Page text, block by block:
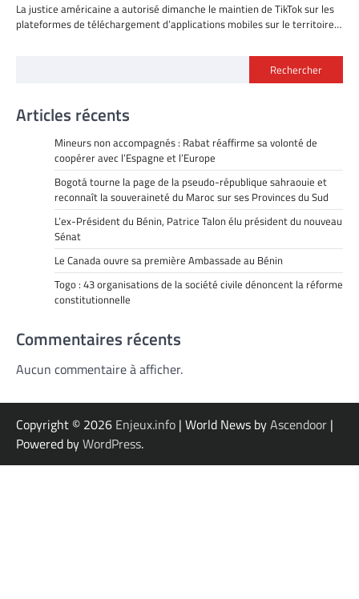
La justice américaine a autorisé dimanche le maintien de TikTok sur les
plateformes de téléchargement d’applications mobiles sur le territoire…
Rechercher
Articles récents
Mineurs non accompagnés : Rabat réaffirme sa volonté de
coopérer avec l’Espagne et l’Europe
Bogotá tourne la page de la pseudo-république sahraouie et
reconnaît la souveraineté du Maroc sur ses Provinces du Sud
L’ex-Président du Bénin, Patrice Talon élu président du nouveau
Sénat
Le Canada ouvre sa première Ambassade au Bénin
Togo : 43 organisations de la société civile dénoncent la réforme
constitutionnelle
Commentaires récents
Aucun commentaire à afficher.
Copyright © 2026 Enjeux.info | World News byAscendoor |
Powered byWordPress.